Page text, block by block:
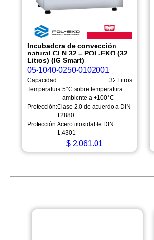
Incubadora de convección
natural CLN 32 – POL-EKO (32
Litros) (IG Smart)
05-1040-0250-0102001
Capacidad:
32 Litros
Temperatura:5°C sobre temperatura
ambiente a +100°C
Protección:Clase 2.0 de acuerdo a DIN
12880
Protección:Acero inoxidable DIN
1.4301
$2,061.01